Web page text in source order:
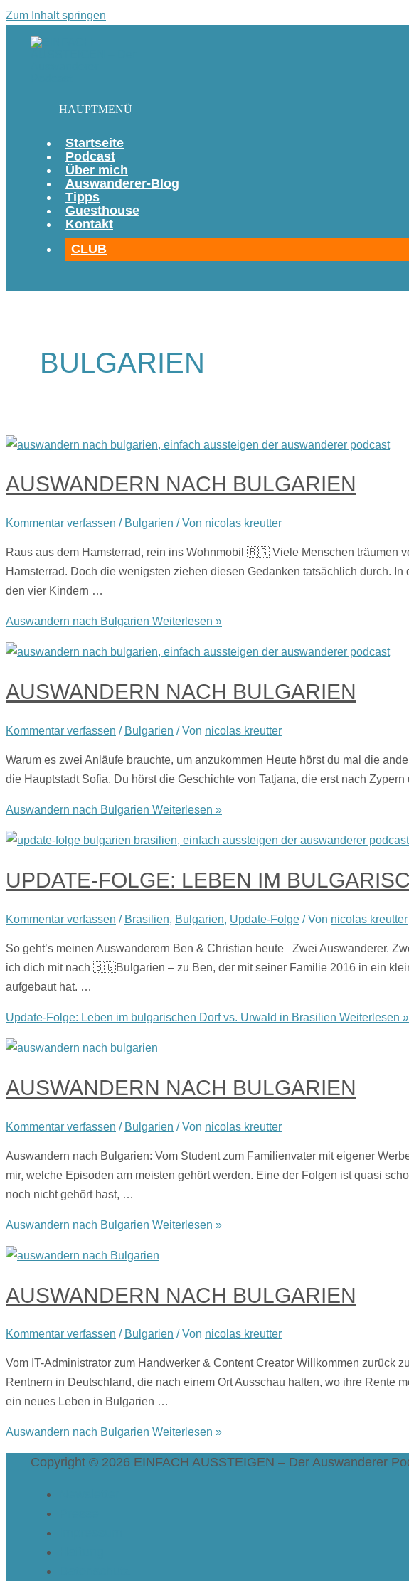
Zum Inhalt springen
HAUPTMENÜ
Startseite
Podcast
Über mich
Auswanderer-Blog
Tipps
Guesthouse
Kontakt
CLUB
BULGARIEN
AUSWANDERN NACH BULGARIEN
Kommentar verfassen / Bulgarien / Von nicolas kreutter
Raus aus dem Hamsterrad, rein ins Wohnmobil 🇧🇬 Viele Menschen träumen
Hamsterrad. Doch die wenigsten ziehen diesen Gedanken tatsächlich durch.
den vier Kindern …
Auswandern nach Bulgarien Weiterlesen »
AUSWANDERN NACH BULGARIEN
Kommentar verfassen / Bulgarien / Von nicolas kreutter
Warum es zwei Anläufe brauchte, um anzukommen Heute hörst du mal die
die Hauptstadt Sofia. Du hörst die Geschichte von Tatjana, die erst nach
Auswandern nach Bulgarien Weiterlesen »
UPDATE-FOLGE: LEBEN IM
Kommentar verfassen / Brasilien, Bulgarien, Update-Folge / Von nicolas kreutter
So geht’s meinen Auswanderern Ben & Christian heute Zwei Auswanderer.
ich dich mit nach 🇧🇬Bulgarien – zu Ben, der mit seiner Familie 2016 in ein
aufgebaut hat. …
Update-Folge: Leben im bulgarischen Dorf vs. Urwald in Brasilien Weiterlesen »
AUSWANDERN NACH BULGARIEN
Kommentar verfassen / Bulgarien / Von nicolas kreutter
Auswandern nach Bulgarien: Vom Student zum Familienvater mit eigener
mir, welche Episoden am meisten gehört werden. Eine der Folgen ist quasi
noch nicht gehört hast, …
Auswandern nach Bulgarien Weiterlesen »
AUSWANDERN NACH BULGARIEN
Kommentar verfassen / Bulgarien / Von nicolas kreutter
Vom IT-Administrator zum Handwerker & Content Creator Willkommen zurück
Rentnern in Deutschland, die nach einem Ort Ausschau halten, wo ihre Rente
ein neues Leben in Bulgarien …
Auswandern nach Bulgarien Weiterlesen »
Copyright © 2026 EINFACH AUSSTEIGEN – Der Auswanderer